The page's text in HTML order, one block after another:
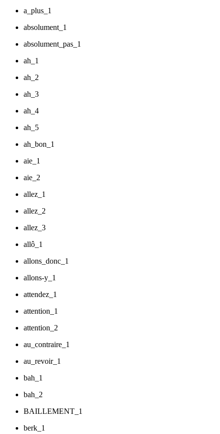
a_plus_1
absolument_1
absolument_pas_1
ah_1
ah_2
ah_3
ah_4
ah_5
ah_bon_1
aie_1
aie_2
allez_1
allez_2
allez_3
allô_1
allons_donc_1
allons-y_1
attendez_1
attention_1
attention_2
au_contraire_1
au_revoir_1
bah_1
bah_2
BAILLEMENT_1
berk_1